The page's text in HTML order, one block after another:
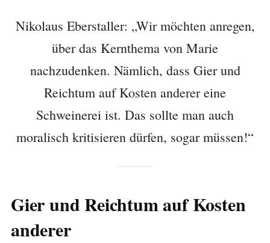
Nikolaus Eberstaller: „Wir möchten anregen,
über das Kernthema von Marie
nachzudenken. Nämlich, dass Gier und
Reichtum auf Kosten anderer eine
Schweinerei ist. Das sollte man auch
moralisch kritisieren dürfen, sogar müssen!“
Gier und Reichtum auf Kosten
anderer